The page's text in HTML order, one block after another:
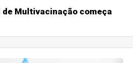
de Multivacinação começa